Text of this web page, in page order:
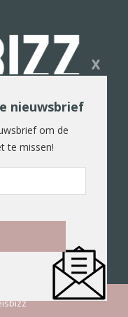
en beeld
X
nieuwsbrief
om de
te missen!